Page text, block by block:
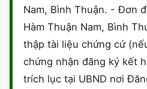
Nam, Bình Thuận. - Đơn
Hàm Thuận Nam, Bình
thập tài liệu chứng cứ
chứng nhận đăng ký kết
trích lục tại UBND nơi